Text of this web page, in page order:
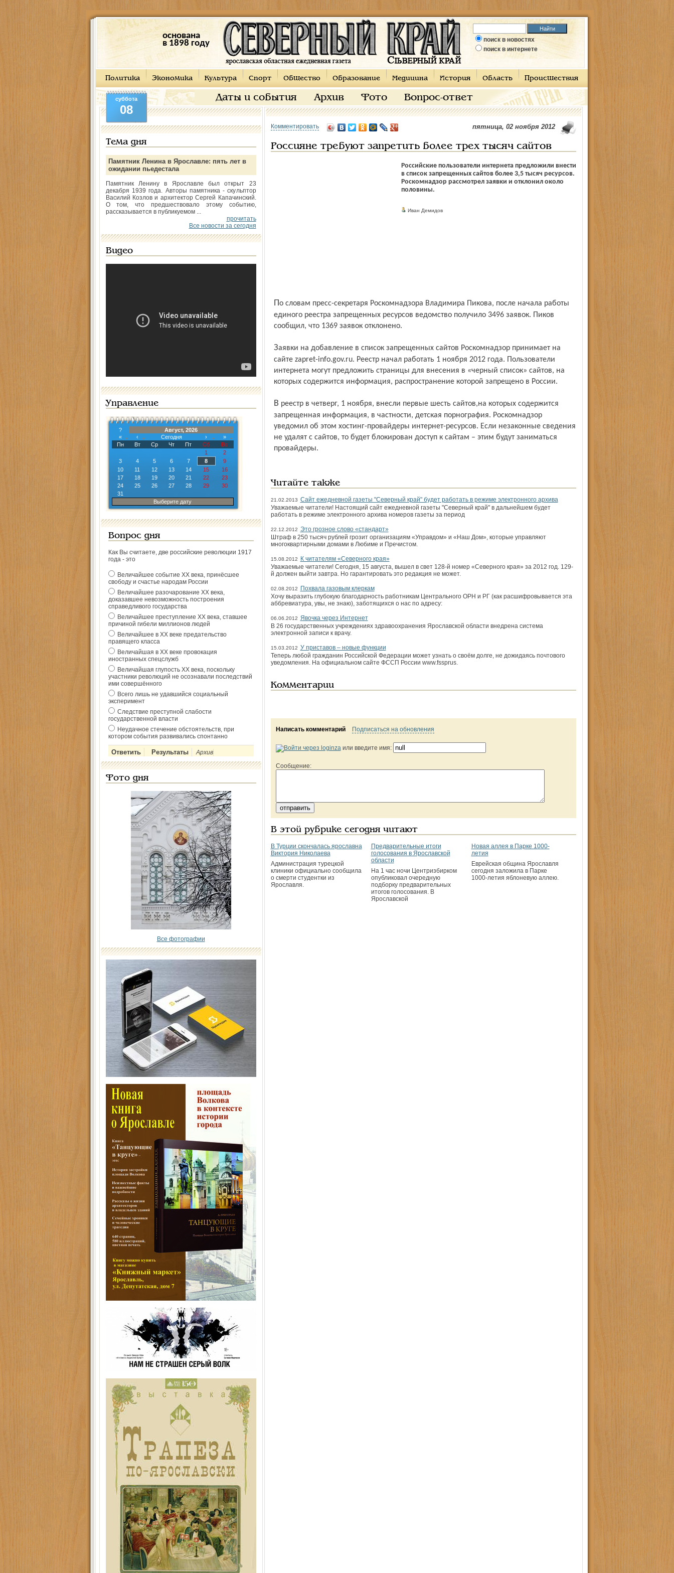
основана
в 1898 году
поиск в новостях
поиск в интернете
Политика Экономика Культура Спорт Общество Образование Медицина История Область Происшествия
Даты и события Архив Фото Вопрос-ответ
суббота
08
Тема дня
Памятник Ленина в Ярославле: пять лет в
ожидании пьедестала
Памятник Ленину в Ярославле был открыт 23
декабря 1939 года. Авторы памятника - скульптор
Василий Козлов и архитектор Сергей Капачинский.
О том, что предшествовало этому событию,
рассказывается в публикуемом ...
прочитать
Все новости за сегодня
Видео
Управление
?
Август, 2026
«
‹ Сегодня ›
»
Пн
Вт Ср Чт Пт Сб
Вс
1
2
3
4 5 6 7 8
9
10
11 12 13 14 15
16
17
18 19 20 21 22
23
24
25 26 27 28 29
30
31
Выберите дату
Вопрос дня
Как Вы считаете, две российские революции 1917
года - это
Величайшее событие ХХ века, принёсшее
свободу и счастье народам России
Величайшее разочарование ХХ века,
доказавшее невозможность построения
справедливого государства
Величайшее преступление ХХ века, ставшее
причиной гибели миллионов людей
Величайшее в ХХ веке предательство
правящего класса
Величайшая в ХХ веке провокация
иностранных спецслужб
Величайшая глупость ХХ века, поскольку
участники революций не осознавали последствий
ими совершённого
Всего лишь не удавшийся социальный
эксперимент
Следствие преступной слабости
государственной власти
Неудачное стечение обстоятельств, при
котором события развивались спонтанно
Архив
Фото дня
Все фотографии
Комментировать пятница, 02 ноября 2012
Россияне требуют запретить более трех тысяч сайтов
Российские пользователи интернета предложили внести
в список запрещенных сайтов более 3,5 тысяч ресурсов.
Роскомнадзор рассмотрел заявки и отклонил около
половины.
Иван Демидов
По словам пресс-секретаря Роскомнадзора Владимира Пикова, после начала работы
единого реестра запрещенных ресурсов ведомство получило 3496 заявок. Пиков
сообщил, что 1369 заявок отклонено.
Заявки на добавление в список запрещенных сайтов Роскомнадзор принимает на
сайте zapret-info.gov.ru. Реестр начал работать 1 ноября 2012 года. Пользователи
интернета могут предложить страницы для внесения в «черный список» сайтов, на
которых содержится информация, распространение которой запрещено в России.
В реестр в четверг, 1 ноября, внесли первые шесть сайтов,на которых содержится
запрещенная информация, в частности, детская порнография. Роскомнадзор
уведомил об этом хостинг-провайдеры интернет-ресурсов. Если незаконные сведения
не удалят с сайтов, то будет блокирован доступ к сайтам – этим будут заниматься
провайдеры.
Читайте также
21.02.2013 Сайт ежедневной газеты "Северный край" будет работать в режиме электронного архива
Уважаемые читатели! Настоящий сайт ежедневной газеты "Северный край" в дальнейшем будет
работать в режиме электронного архива номеров газеты за период
22.12.2012 Это грозное слово «стандарт»
Штраф в 250 тысяч рублей грозит организациям «Управдом» и «Наш Дом», которые управляют
многоквартирными домами в Любиме и Пречистом.
15.08.2012
К читателям «Северного края»
Уважаемые читатели! Сегодня, 15 августа, вышел в свет 128-й номер «Северного края» за 2012 год. 129-
й должен выйти завтра. Но гарантировать это редакция не может.
02.08.2012
Похвала газовым клеркам
Хочу выразить глубокую благодарность работникам Центрального ОРН и РГ (как расшифровывается эта
аббревиатура, увы, не знаю), заботящихся о нас по адресу:
06.06.2012 Явочка через Интернет
В 26 государственных учреждениях здравоохранения Ярославской области внедрена система
электронной записи к врачу.
15.03.2012 У приставов – новые функции
Теперь любой гражданин Российской Федерации может узнать о своём долге, не дожидаясь почтового
уведомления. На официальном сайте ФССП России www.fssprus.
Комментарии
Написать комментарий Подписаться на обновления
или введите имя:
Сообщение:
В этой рубрике сегодня читают
В Турции скончалась ярославна
Виктория Николаева
Администрация турецкой
клиники официально сообщила
о смерти студентки из
Ярославля.
Предварительные итоги
голосования в Ярославской
области
На 1 час ночи Центризбирком
опубликовал очередную
подборку предварительных
итогов голосования. В
Ярославской
Новая аллея в Парке 1000-
летия
Еврейская община Ярославля
сегодня заложила в Парке
1000-летия яблоневую аллею.